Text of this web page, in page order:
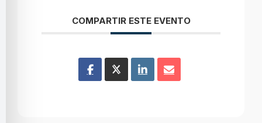
COMPARTIR ESTE EVENTO